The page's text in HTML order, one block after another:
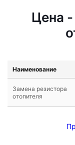
Цена -
Наименование
Замена резистора
отопителя